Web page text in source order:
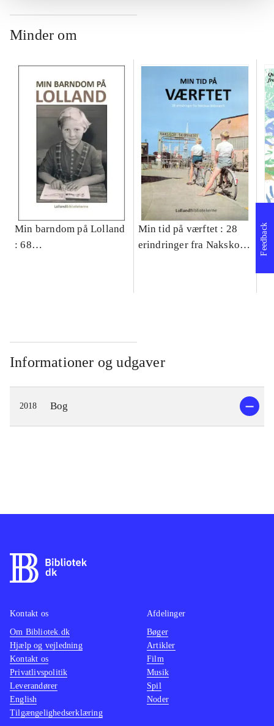
Minder om
Min barndom på Lolland
: 68
Min tid på værftet : 28
erindringer fra Nakskov
Informationer og udgaver
2018 Bog
Feedback
Kontakt os
Om Bibliotek.dk
Hjælp og vejledning
Kontakt os
Privatlivspolitik
Leverandører
English
Tilgængelighedserklæring
Afdelinger
Bøger
Artikler
Film
Musik
Spil
Noder